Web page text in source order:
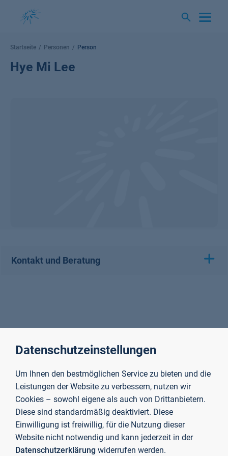
Startseite Personen Person
Hye Mi Lee
Kontakt und Beratung
Datenschutzeinstellungen
Um Ihnen den bestmöglichen Service zu bieten und die
Leistungen der Website zu verbessern, nutzen wir
Cookies – sowohl eigene als auch von Drittanbietern.
Diese sind standardmäßig deaktiviert. Diese
Einwilligung ist freiwillig, für die Nutzung dieser
Website nicht notwendig und kann jederzeit in der
Datenschutzerklärung widerrufen werden.